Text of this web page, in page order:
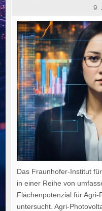
9.
Das Fraunhofer-Institut
in einer Reihe von
Flächenpotenzial für
untersucht. Agri-